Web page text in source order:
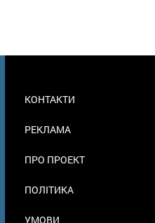
В
КОНТАКТИ
РЕКЛАМА
ПРО ПРОЕКТ
ПОЛІТИКА
УМОВИ